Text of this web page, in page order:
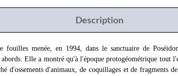
Description
fouilles menée, en 1994, dans le sanctuaire de
Elle a montré qu'à l'époque protogéométrique tout
d'ossements d'animaux, de coquillages et de fragments